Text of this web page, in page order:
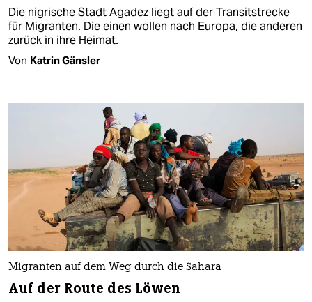
Die nigrische Stadt Agadez liegt auf der Transitstrecke
für Migranten. Die einen wollen nach Europa, die anderen
zurück in ihre Heimat.
Von Katrin Gänsler
Migranten auf dem Weg durch die Sahara
Auf der Route des Löwen